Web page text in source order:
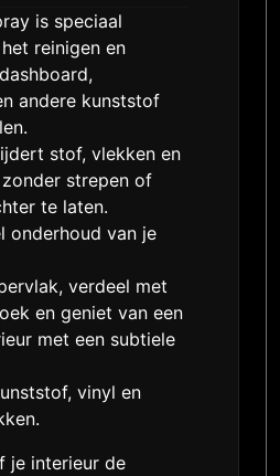
is speciaal
reinigen en
andere kunststof
stof, vlekken en
strepen of
te laten.
onderhoud van je
verdeel met
en geniet van een
met een subtiele
vinyl en
je interieur de